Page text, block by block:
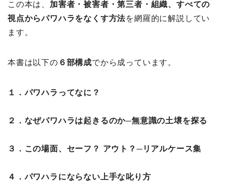
この本は、 加害者・被害者・第三者・組織、すべての
視点からパワハラをなくす方法を網羅的に解説してい
ます。
本書は以下の ６部構成でから成っています。
１．パワハラってなに？
２．なぜパワハラは起きるのか─無意識の土壌を探る
３．この場面、セーフ？ アウト？─リアルケース集
４．パワハラにならない上手な叱り方